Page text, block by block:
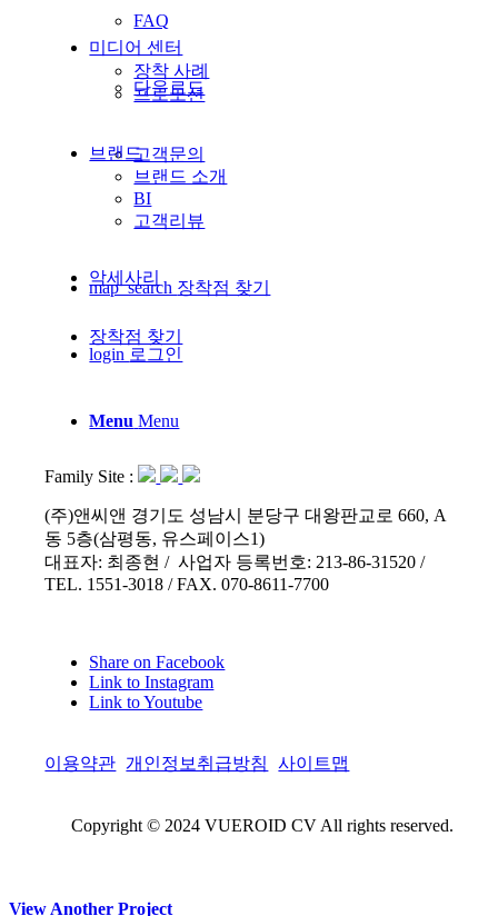
FAQ
다운로드
고객문의
고객리뷰
map_search 장착점 찾기
login 로그인
Menu Menu
미디어 센터
장착 사례
프로모션
브랜드
브랜드 소개
BI
악세사리
장착점 찾기
Family Site :
(주)앤씨앤 경기도 성남시 분당구 대왕판교로 660, A
동 5층(삼평동, 유스페이스1)
대표자: 최종현 / 사업자 등록번호: 213-86-31520 /
TEL. 1551-3018 / FAX. 070-8611-7700
Share on Facebook
Link to Instagram
Link to Youtube
이용약관 개인정보취급방침 사이트맵
Copyright © 2024 VUEROID CV All rights reserved.
View Another Project